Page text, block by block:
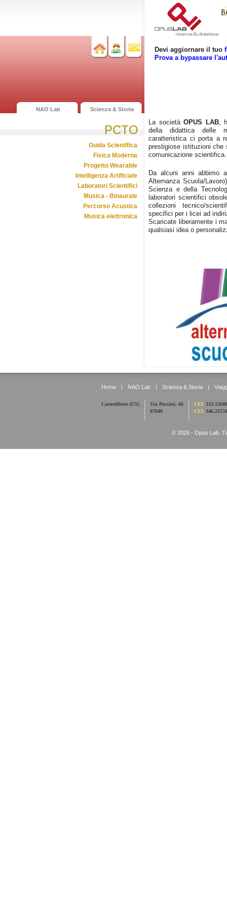
NAO Lab Scienza & Storia
Devi aggiornare il tuo
Prova a bypassare
PCTO
Guida Scientifica
Fisica Moderna
Progetto Wearable
Intelligenza Artificiale
Laboratori Scientifici
Musica - Binaurale
Percorso Acustica
Musica elettronica
La società OPUS LAB,
della didattica delle
caratteristica ci porta a
prestigiose istituzioni che
comunicazione scientifica.
Da alcuni anni abbimo
Alternanza Scuola/
Scienza e della
laboratori scientifici
collezioni tecnico/
specifici per i licei ad
Scaricate liberamente i
qualsiasi idea o
Home | NAO Lab | Scienza & Storia |
Castrolibero (CS)
Via Puccini, 66
87040
CEL
CEL
© 2026 - Opus Lab.